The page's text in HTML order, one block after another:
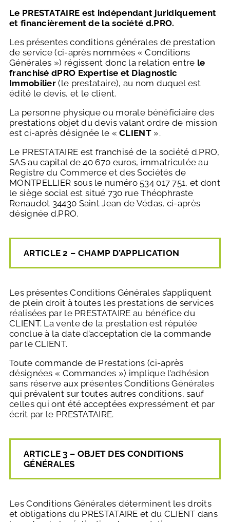
Le PRESTATAIRE est indépendant juridiquement
et financièrement de la société d.PRO.
Les présentes conditions générales de prestation
de service (ci-après nommées « Conditions
Générales ») régissent donc la relation entre le
franchisé dPRO Expertise et Diagnostic
Immobilier(le prestataire), au nom duquel est
édité le devis, et le client.
La personne physique ou morale bénéficiaire des
prestations objet du devis valant ordre de mission
est ci-après désignée le «CLIENT ».
Le PRESTATAIRE est franchisé de la société d.PRO,
SAS au capital de 40 670 euros, immatriculée au
Registre du Commerce et des Sociétés de
MONTPELLIER sous le numéro 534 017 751, et dont
le siège social est situé 730 rue Théophraste
Renaudot 34430 Saint Jean de Védas, ci-après
désignée d.PRO.
ARTICLE 2 – CHAMP D’APPLICATION
Les présentes Conditions Générales s’appliquent
de plein droit à toutes les prestations de services
réalisées par le PRESTATAIRE au bénéfice du
CLIENT. La vente de la prestation est réputée
conclue à la date d’acceptation de la commande
par le CLIENT.
Toute commande de Prestations (ci-après
désignées « Commandes ») implique l’adhésion
sans réserve aux présentes Conditions Générales
qui prévalent sur toutes autres conditions, sauf
celles qui ont été acceptées expressément et par
écrit par le PRESTATAIRE.
ARTICLE 3 – OBJET DES CONDITIONS
GÉNÉRALES
Les Conditions Générales déterminent les droits
et obligations du PRESTATAIRE et du CLIENT dans